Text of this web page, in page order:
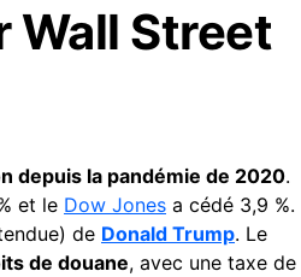
Wall Street
depuis la pandémie de 2020.
et le Dow Jones a cédé 3,9 %.
de Donald Trump. Le
de douane, avec une taxe de